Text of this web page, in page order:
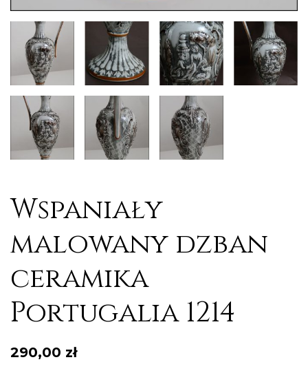
Wspaniały
malowany dzban
ceramika
Portugalia 1214
290,00 zł